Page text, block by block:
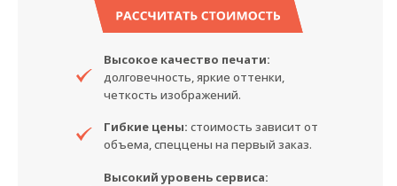
Высокое качество печати:
долговечность, яркие оттенки,
четкость изображений.
Гибкие цены: стоимость зависит от
объема, спеццены на первый заказ.
Высокий уровень сервиса:
РАССЧИТАТЬ СТОИМОСТЬ